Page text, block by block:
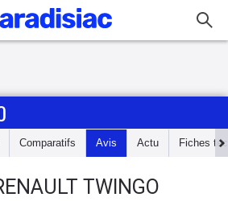
Comparatifs Avis Actu Fiches
TWINGO